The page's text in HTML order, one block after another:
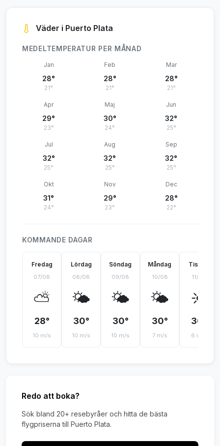
Väder i Puerto Plata
MEDELTEMPERATUR PER MÅNAD
Jan
28°
21°
Feb
28°
21°
Mar
28°
21°
Apr
29°
23°
Maj
30°
24°
Jun
32°
25°
Jul
32°
25°
Aug
32°
25°
Sep
32°
25°
Okt
31°
24°
Nov
29°
23°
Dec
28°
22°
KOMMANDE DAGAR
Fredag
07/08
⛅
28°
10 m/s
Lördag
08/08
🌤️
30°
10 m/s
Söndag
09/08
🌤️
30°
10 m/s
Måndag
10/08
🌤️
30°
7 m/s
Tisdag
11/08
☀️
30°
6 m/s
Redo att boka?
Sök bland 20+ resebyråer och hitta de bästa
flygpriserna till Puerto Plata.